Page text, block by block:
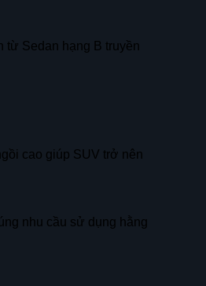
từ Sedan hạng B truyền
cao giúp SUV trở nên
nhu cầu sử dụng hằng